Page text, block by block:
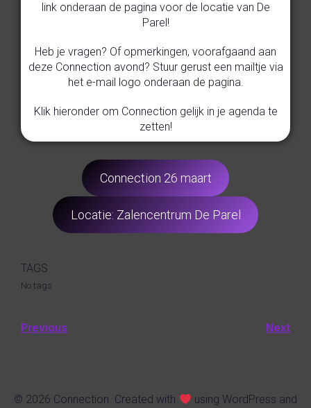
link onderaan de pagina voor de locatie van De
Parel!
Heb je vragen? Of opmerkingen, voorafgaand aan
deze Connection avond? Stuur gerust een mailtje via
het e-mail logo onderaan de pagina.
Klik hieronder om Connection gelijk in je agenda te
zetten!
Connection 26 maart
Locatie: Zalencentrum De Parel
TAGS
No tags
Previous Next
© 2026 Connection. Created with
using WordPress and